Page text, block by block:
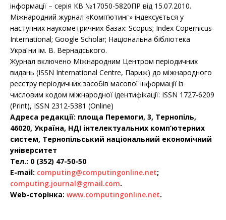
інформації – серія КВ №17050-5820ПР від 15.07.2010.
Міжнародний журнал «Комп’ютинг» індексується у
наступних наукометричних базах: Scopus; Index Copernicus
International; Google Scholar; Національна бібліотека
України ім. В. Вернадського.
Журнал включено Міжнародним Центром періодичних
видань (ISSN International Centre, Париж) до міжнародного
реєстру періодичних засобів масової інформації із
числовим кодом міжнародної ідентифікації: ISSN 1727-6209
(Print), ISSN 2312-5381 (Online)
Адреса редакції: площа Перемоги, 3, Тернопіль,
46020, Україна, НДІ інтелектуальних комп’ютерних
систем, Тернопільський національний економічний
університет
Тел.: 0 (352) 47-50-50
E-mail: computing@computingonline.net;
computing.journal@gmail.com.
Web-сторінка: www.computingonline.net.